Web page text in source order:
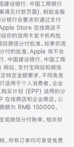
建设银行、中国工商银行
请见付款页面)、蚂蚁金服
银行会要求你通过支付
Store 在线商店不
你的信用卡发卡机构批
经微信分付批准。如果你选
付的批准，Apple 将不会
中国建设银行、中国工商
站、支付宝网站和微信
特定金额要求，不同免息
适用于个人消费者。企业
买计划 (EPP) 适用的分
在线商店和企业商店。公
额为 RMB 150000。
或微信分付账单。相关财
。所有订单均可享受免费